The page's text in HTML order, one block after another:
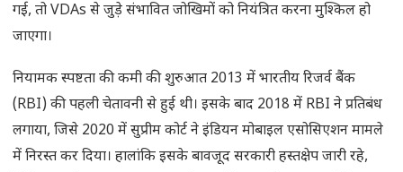
गई, तो VDAs से जुड़े संभावित जोखिमों को नियंत्रित करना मुश्किल हो
जाएगा।
नियामक स्पष्टता की कमी की शुरुआत 2013 में भारतीय रिजर्व बैंक
(RBI) की पहली चेतावनी से हुई थी। इसके बाद 2018 में RBI ने प्रतिबंध
लगाया, जिसे 2020 में सुप्रीम कोर्ट ने इंडियन मोबाइल एसोसिएशन मामले
में निरस्त कर दिया। हालांकि इसके बावजूद सरकारी हस्तक्षेप जारी रहे,